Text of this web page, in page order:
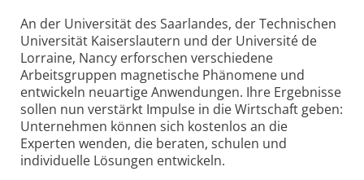
An der Universität des Saarlandes, der Technischen
Universität Kaiserslautern und der Université de
Lorraine, Nancy erforschen verschiedene
Arbeitsgruppen magnetische Phänomene und
entwickeln neuartige Anwendungen. Ihre Ergebnisse
sollen nun verstärkt Impulse in die Wirtschaft geben:
Unternehmen können sich kostenlos an die
Experten wenden, die beraten, schulen und
individuelle Lösungen entwickeln.